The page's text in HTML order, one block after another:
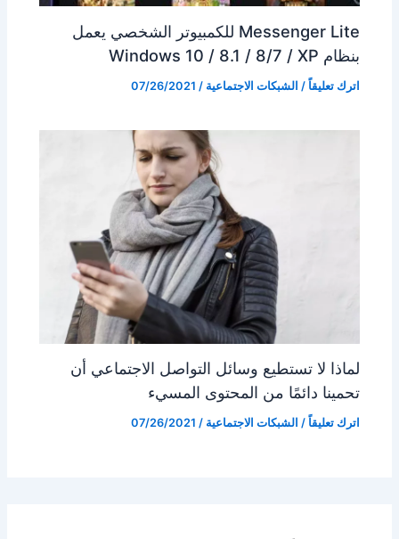
Messenger Lite للكمبيوتر الشخصي يعمل
بنظام Windows 10 / 8.1 / 8/7 / XP
اترك تعليقاً / الشبكات الاجتماعية /
07/26/2021
لماذا لا تستطيع وسائل التواصل الاجتماعي أن
تحمينا دائمًا من المحتوى المسيء
اترك تعليقاً / الشبكات الاجتماعية /
07/26/2021